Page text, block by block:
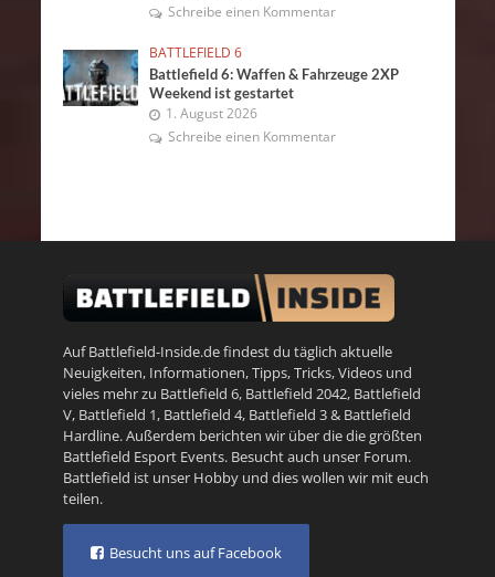
Schreibe einen Kommentar
BATTLEFIELD 6
Battlefield 6: Waffen & Fahrzeuge 2XP
Weekend ist gestartet
1. August 2026
Schreibe einen Kommentar
Auf Battlefield-Inside.de findest du täglich aktuelle
Neuigkeiten, Informationen, Tipps, Tricks, Videos und
vieles mehr zu Battlefield 6, Battlefield 2042, Battlefield
V, Battlefield 1, Battlefield 4, Battlefield 3& Battlefield
Hardline. Außerdem berichten wir über die die größten
Battlefield Esport Events. Besucht auch unser Forum.
Battlefield ist unser Hobby und dies wollen wir mit euch
teilen.
Besucht uns auf Facebook